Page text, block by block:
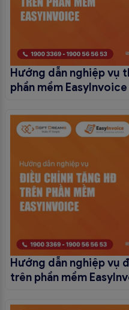
Hướng dẫn nghiệp vụ
phần mềm EasyInvoice
Hướng dẫn nghiệp vụ
trên phần mềm